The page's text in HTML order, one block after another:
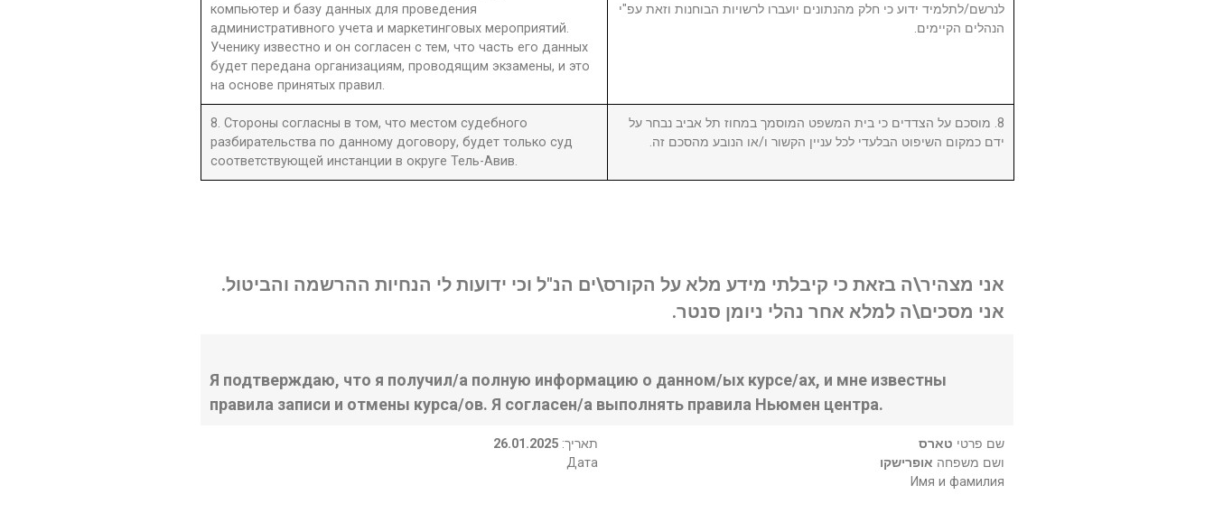
компьютер и базу данных для проведения
административного учета и маркетинговых мероприятий.
Ученику известно и он согласен с тем, что часть его данных
будет передана организациям, проводящим экзамены, и это
на основе принятых правил.
לנרשם/לתלמיד ידוע כי חלק מהנתונים יועברו לרשויות הבוחנות וזאת עפ"י
הנהלים הקיימים.
8. Стороны согласны в том, что местом судебного
разбирательства по данному договору, будет только суд
соответствующей инстанции в округе Тель-Авив.
8. מוסכם על הצדדים כי בית המשפט המוסמך במחוז תל אביב נבחר על
ידם כמקום השיפוט הבלעדי לכל עניין הקשור ו/או הנובע מהסכם זה.
אני מצהיר\ה בזאת כי קיבלתי מידע מלא על הקורס\ים הנ"ל וכי ידועות לי הנחיות ההרשמה והביטול.
אני מסכים\ה למלא אחר נהלי ניומן סנטר.
Я подтверждаю, что я получил/а полную информацию о данном/ых курсе/ах, и мне известны
правила записи и отмены курса/ов. Я согласен/а выполнять правила Ньюмен центра.
26.01.2025 :תאריך
Дата
שם פרטי טארס
ושם משפחה אופרישקו
Имя и фамилия